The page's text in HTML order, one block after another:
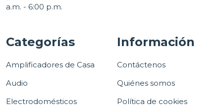
a.m. - 6:00 p.m.
Categorías
Amplificadores de Casa
Audio
Electrodomésticos
Información
Contáctenos
Quiénes somos
Política de cookies